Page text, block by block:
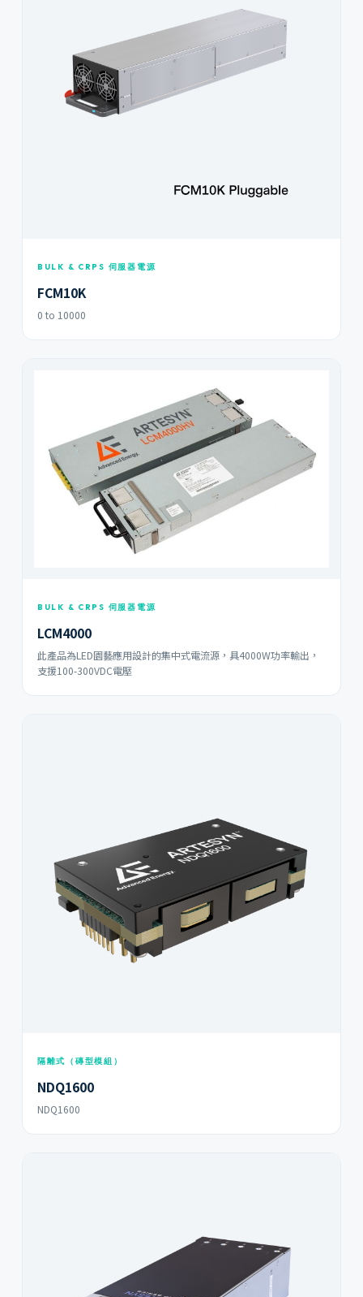
BULK & CRPS 伺服器電源
FCM10K
0 to 10000
BULK & CRPS 伺服器電源
LCM4000
此產品為LED園藝應用設計的集中式電流源，具4000W功率輸出，
支援100-300VDC電壓
隔離式（磚型模組）
NDQ1600
NDQ1600